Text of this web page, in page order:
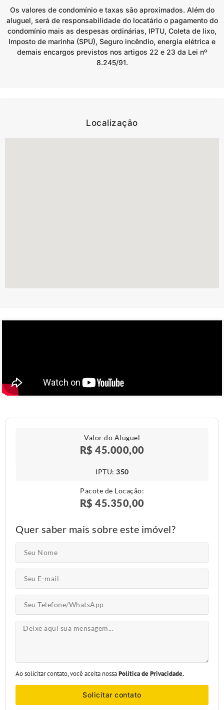
Os valores de condomínio e taxas são aproximados. Além do
aluguel, será de responsabilidade do locatário o pagamento do
condomínio mais as despesas ordinárias, IPTU, Coleta de lixo,
Imposto de marinha (SPU), Seguro incêndio, energia elétrica e
demais encargos previstos nos artigos 22 e 23 da Lei nº
8.245/91.
Localização
Valor do Aluguel
R$ 45.000,00
IPTU​: 350
Pacote de Locação:
R$ 45.350,00
Quer saber mais sobre este imóvel?
Ao solicitar contato, você aceita nossaPolítica de Privacidade.
Solicitar contato